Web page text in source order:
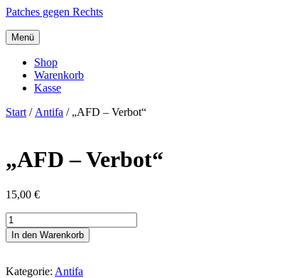
Patches gegen Rechts
Menü
Shop
Warenkorb
Kasse
Start / Antifa / „AFD – Verbot“
„AFD – Verbot“
15,00 €
"AFD
-
Verbot"
In den Warenkorb
Kategorie: Antifa